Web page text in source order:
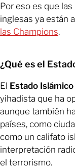
Por eso es que
inglesas ya están
las Champions.
¿Qué es el
El Estado Islámico
yihadista que ha
aunque también
países, como
como un califato
interpretación
el terrorismo.